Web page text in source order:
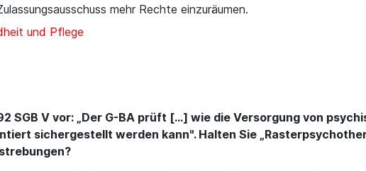
mehr Rechte einzuräumen.
und Pflege
SGB V vor: „Der G-BA prüft […] wie die Versorgung von
sichergestellt werden kann". Halten Sie